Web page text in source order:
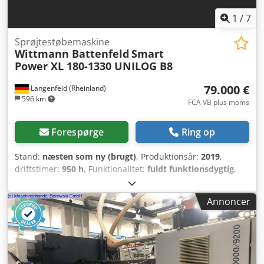
1 /7
Langenfeld (Rheinland)
596 km
Sprøjtestøbemaskine
Wittmann Battenfeld Smart
Power XL 180-1330 UNILOG B8
79.000 €
FCA VB plus moms
Forespørge Ring op
Stand: næsten som ny (brugt), Produktionsår: 2019,
driftstimer: 950 h, Funktionalitet: fuldt funktionsdygtig,
, skruediameter:
mellem søjlerne:710 mm, slagvolumen:653 cm³,
indsprøjtningstryk:2.041 stang, min. formhøjde:300 mm,
åbningsslag: 650 mm, samlet længde:5.500 mm, samlet
bredde:1.800 mm, total højde:2.300 mm, samlet vægt:
10.500 kg
, Sprøjtestøbemaskine til PVC-H forarbejdning.
Ombygning til forarbejdning af PS/PP/PA osv. kan tilbydes
Annoncer